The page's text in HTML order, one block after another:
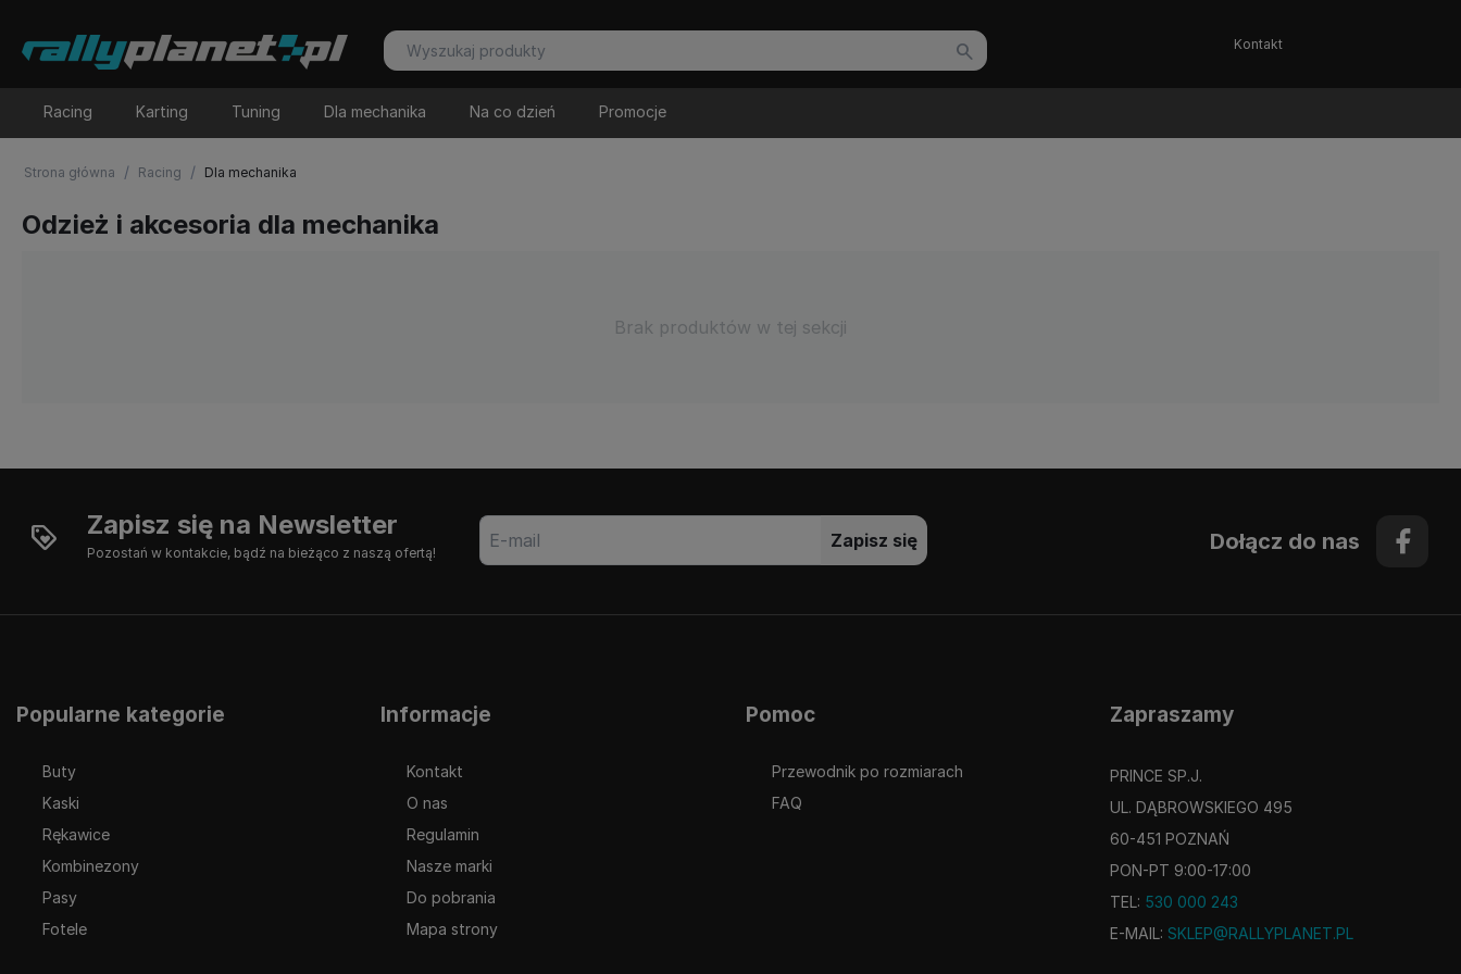
Kontakt
Racing Karting Tuning Dla mechanika Na co dzień Promocje
Strona główna / Racing / Dla mechanika
Odzież i akcesoria dla mechanika
Brak produktów w tej sekcji
Zapisz się na Newsletter
Pozostań w kontakcie, bądź na bieżąco z naszą ofertą!
Zapisz się Dołącz do nas
Popularne kategorie
Buty
Kaski
Rękawice
Kombinezony
Pasy
Fotele
Informacje
Kontakt
O nas
Regulamin
Nasze marki
Do pobrania
Mapa strony
Pomoc
Przewodnik po rozmiarach
FAQ
Zapraszamy
PRINCE SP.J.
UL. DĄBROWSKIEGO 495
60-451 POZNAŃ
PON-PT 9:00-17:00
TEL: 530 000 243
E-MAIL: SKLEP@RALLYPLANET.PL